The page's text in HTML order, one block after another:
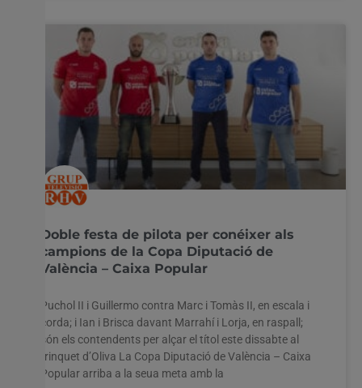
Doble festa de pilota per conéixer als
campions de la Copa Diputació de
València – Caixa Popular
Puchol II i Guillermo contra Marc i Tomàs II, en escala i
corda; i Ian i Brisca davant Marrahí i Lorja, en raspall;
són els contendents per alçar el títol este dissabte al
trinquet d’Oliva La Copa Diputació de València – Caixa
Popular arriba a la seua meta amb la